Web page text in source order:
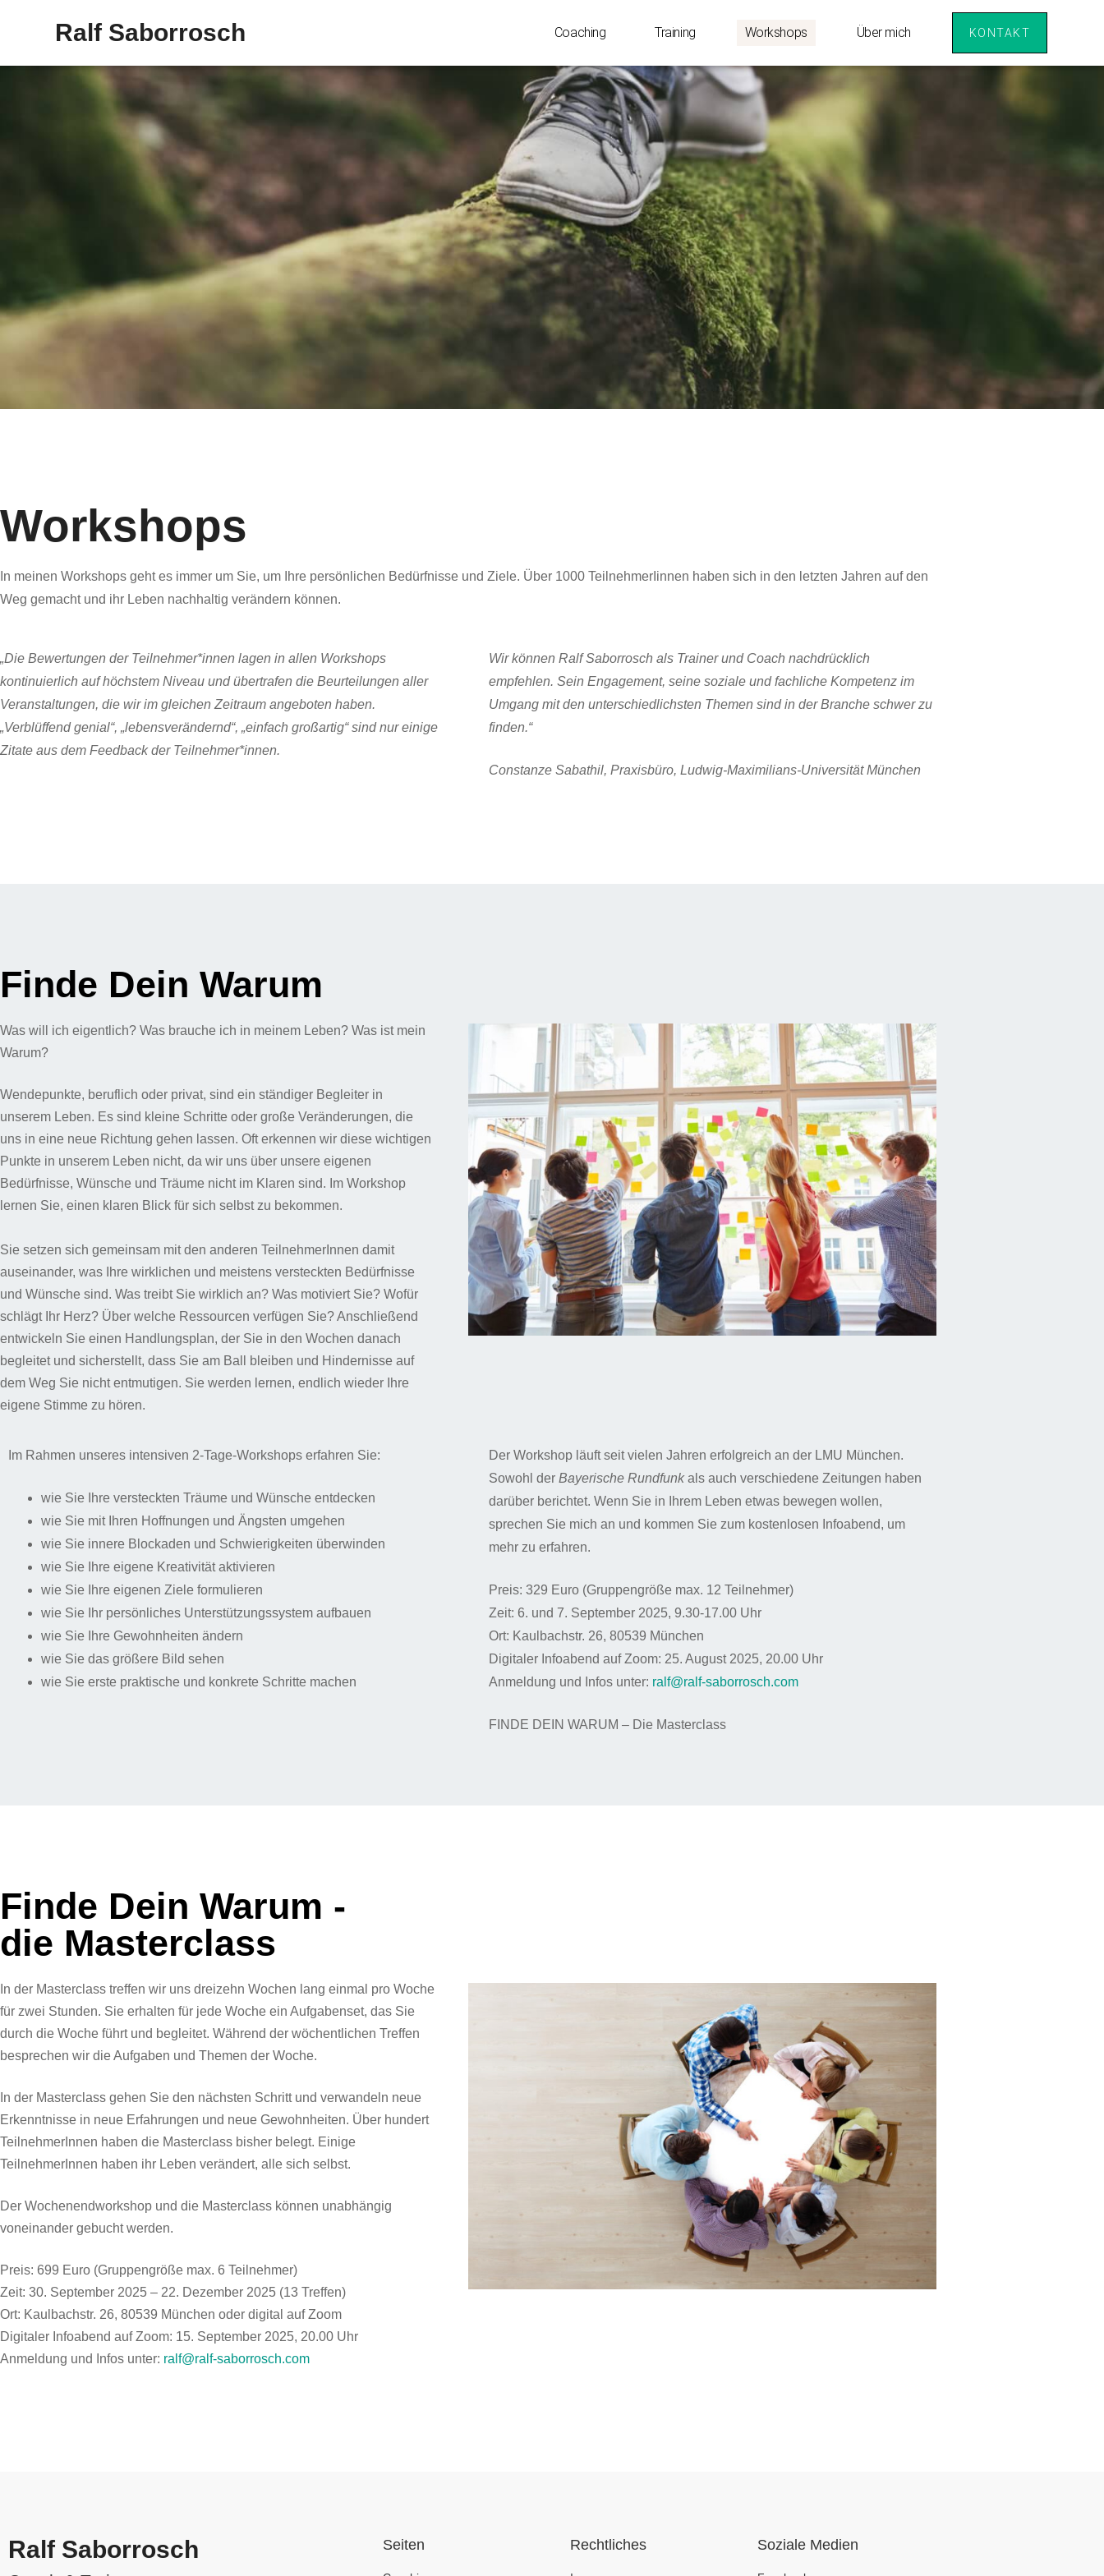
Ralf Saborrosch Coaching Training Workshops Über mich KONTAKT
Workshops
In meinen Workshops geht es immer um Sie, um Ihre persönlichen Bedürfnisse und Ziele. Über 1000 TeilnehmerIinnen haben sich in den letzten Jahren auf den
Weg gemacht und ihr Leben nachhaltig verändern können.
„Die Bewertungen der Teilnehmer*innen lagen in allen Workshops
kontinuierlich auf höchstem Niveau und übertrafen die Beurteilungen aller
Veranstaltungen, die wir im gleichen Zeitraum angeboten haben.
„Verblüffend genial“, „lebensverändernd“, „einfach großartig“ sind nur einige
Zitate aus dem Feedback der Teilnehmer*innen.
Wir können Ralf Saborrosch als Trainer und Coach nachdrücklich
empfehlen. Sein Engagement, seine soziale und fachliche Kompetenz im
Umgang mit den unterschiedlichsten Themen sind in der Branche schwer zu
finden.“
Constanze Sabathil, Praxisbüro, Ludwig-Maximilians-Universität München
Finde Dein Warum
Was will ich eigentlich? Was brauche ich in meinem Leben? Was ist mein
Warum?
Wendepunkte, beruflich oder privat, sind ein ständiger Begleiter in
unserem Leben. Es sind kleine Schritte oder große Veränderungen, die
uns in eine neue Richtung gehen lassen. Oft erkennen wir diese wichtigen
Punkte in unserem Leben nicht, da wir uns über unsere eigenen
Bedürfnisse, Wünsche und Träume nicht im Klaren sind. Im Workshop
lernen Sie, einen klaren Blick für sich selbst zu bekommen.
Sie setzen sich gemeinsam mit den anderen TeilnehmerInnen damit
auseinander, was Ihre wirklichen und meistens versteckten Bedürfnisse
und Wünsche sind. Was treibt Sie wirklich an? Was motiviert Sie? Wofür
schlägt Ihr Herz? Über welche Ressourcen verfügen Sie? Anschließend
entwickeln Sie einen Handlungsplan, der Sie in den Wochen danach
begleitet und sicherstellt, dass Sie am Ball bleiben und Hindernisse auf
dem Weg Sie nicht entmutigen. Sie werden lernen, endlich wieder Ihre
eigene Stimme zu hören.
Im Rahmen unseres intensiven 2-Tage-Workshops erfahren Sie:
wie Sie Ihre versteckten Träume und Wünsche entdecken
wie Sie mit Ihren Hoffnungen und Ängsten umgehen
wie Sie innere Blockaden und Schwierigkeiten überwinden
wie Sie Ihre eigene Kreativität aktivieren
wie Sie Ihre eigenen Ziele formulieren
wie Sie Ihr persönliches Unterstützungssystem aufbauen
wie Sie Ihre Gewohnheiten ändern
wie Sie das größere Bild sehen
wie Sie erste praktische und konkrete Schritte machen
Der Workshop läuft seit vielen Jahren erfolgreich an der LMU München.
Sowohl der Bayerische Rundfunkals auch verschiedene Zeitungen haben
darüber berichtet. Wenn Sie in Ihrem Leben etwas bewegen wollen,
sprechen Sie mich an und kommen Sie zum kostenlosen Infoabend, um
mehr zu erfahren.
Preis: 329 Euro (Gruppengröße max. 12 Teilnehmer)
Zeit: 6. und 7. September 2025, 9.30-17.00 Uhr
Ort: Kaulbachstr. 26, 80539 München
Digitaler Infoabend auf Zoom: 25. August 2025, 20.00 Uhr
Anmeldung und Infos unter: ralf@ralf-saborrosch.com
FINDE DEIN WARUM – Die Masterclass
Finde Dein Warum -
die Masterclass
In der Masterclass treffen wir uns dreizehn Wochen lang einmal pro Woche
für zwei Stunden. Sie erhalten für jede Woche ein Aufgabenset, das Sie
durch die Woche führt und begleitet. Während der wöchentlichen Treffen
besprechen wir die Aufgaben und Themen der Woche.
In der Masterclass gehen Sie den nächsten Schritt und verwandeln neue
Erkenntnisse in neue Erfahrungen und neue Gewohnheiten. Über hundert
TeilnehmerInnen haben die Masterclass bisher belegt. Einige
TeilnehmerInnen haben ihr Leben verändert, alle sich selbst.
Der Wochenendworkshop und die Masterclass können unabhängig
voneinander gebucht werden.
Preis: 699 Euro (Gruppengröße max. 6 Teilnehmer)
Zeit: 30. September 2025 – 22. Dezember 2025 (13 Treffen)
Ort: Kaulbachstr. 26, 80539 München oder digital auf Zoom
Digitaler Infoabend auf Zoom: 15. September 2025, 20.00 Uhr
Anmeldung und Infos unter: ralf@ralf-saborrosch.com
Ralf Saborrosch Seiten Rechtliches Soziale Medien